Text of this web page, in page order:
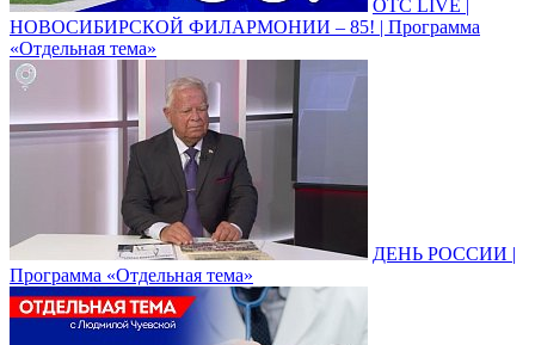
ОТС LIVE |
НОВОСИБИРСКОЙ ФИЛАРМОНИИ – 85! | Программа
«Отдельная тема»
ДЕНЬ РОССИИ |
Программа «Отдельная тема»